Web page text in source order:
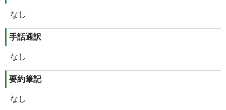
なし
手話通訳
なし
要約筆記
なし